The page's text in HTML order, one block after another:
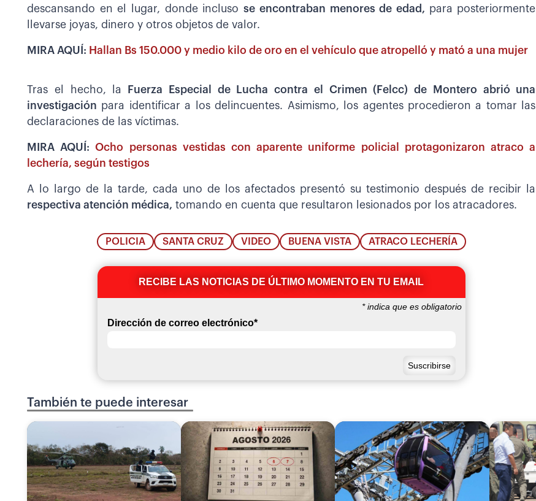
descansando en el lugar, donde inclusose encontraban menores de edad, para posteriormente
llevarse joyas, dinero y otros objetos de valor.
MIRA AQUÍ: Hallan Bs 150.000 y medio kilo de oro en el vehículo que atropelló y mató a una mujer
Tras el hecho, la
Fuerza Especial de Lucha contra el Crimen (Felcc) de Montero abrió una
investigación para identificar a los delincuentes. Asimismo, los agentes procedieron a tomar las
declaraciones de las víctimas.
MIRA AQUÍ:Ocho personas vestidas con aparente uniforme policial protagonizaron atraco a
lechería, según testigos
A lo largo de la tarde, cada uno de los afectados presentó su testimonio después de recibir la
respectiva atención médica, tomando en cuenta que resultaron lesionados por los atracadores.
POLICIA SANTA CRUZ VIDEO BUENA VISTA ATRACO LECHERÍA
RECIBE LAS NOTICIAS DE ÚLTIMO MOMENTO EN TU EMAIL
*indica que es obligatorio
Dirección de correo electrónico*
También te puede interesar